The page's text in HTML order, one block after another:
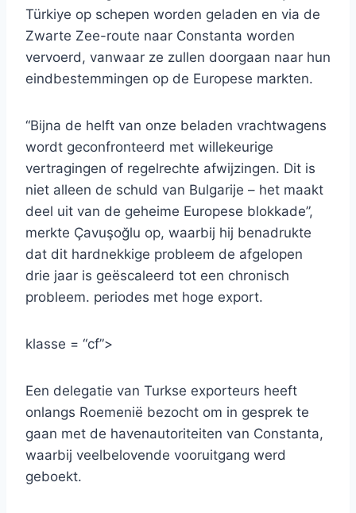
Türkiye op schepen worden geladen en via de
Zwarte Zee-route naar Constanta worden
vervoerd, vanwaar ze zullen doorgaan naar hun
eindbestemmingen op de Europese markten.
“Bijna de helft van onze beladen vrachtwagens
wordt geconfronteerd met willekeurige
vertragingen of regelrechte afwijzingen. Dit is
niet alleen de schuld van Bulgarije – het maakt
deel uit van de geheime Europese blokkade”,
merkte Çavuşoğlu op, waarbij hij benadrukte
dat dit hardnekkige probleem de afgelopen
drie jaar is geëscaleerd tot een chronisch
probleem. periodes met hoge export.
klasse = “cf”>
Een delegatie van Turkse exporteurs heeft
onlangs Roemenië bezocht om in gesprek te
gaan met de havenautoriteiten van Constanta,
waarbij veelbelovende vooruitgang werd
geboekt.